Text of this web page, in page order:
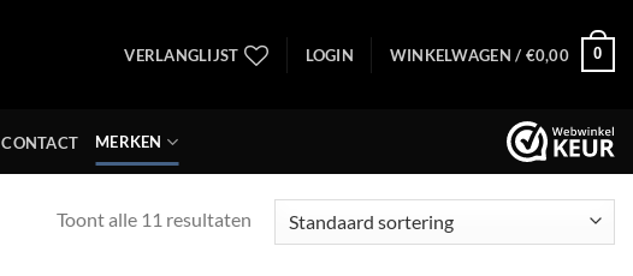
VERLANGLIJST LOGIN WINKELWAGEN / €0,00 0
CONTACT MERKEN
Toont alle 11 resultaten